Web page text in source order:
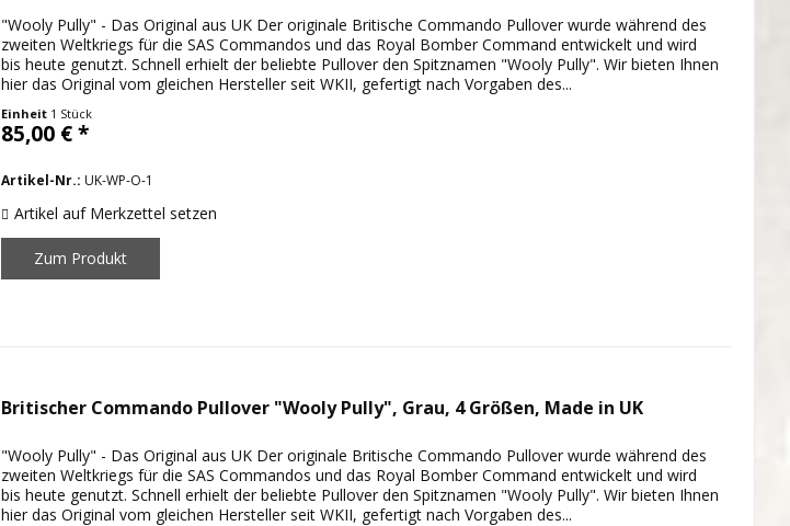
"Wooly Pully" - Das Original aus UK Der originale Britische Commando Pullover wurde während des
zweiten Weltkriegs für die SAS Commandos und das Royal Bomber Command entwickelt und wird
bis heute genutzt. Schnell erhielt der beliebte Pullover den Spitznamen "Wooly Pully". Wir bieten Ihnen
hier das Original vom gleichen Hersteller seit WKII, gefertigt nach Vorgaben des...
Einheit 1 Stück
85,00 € *
Artikel-Nr.: UK-WP-O-1
Artikel auf Merkzettel setzen
Zum Produkt
Britischer Commando Pullover "Wooly Pully", Grau, 4 Größen, Made in UK
"Wooly Pully" - Das Original aus UK Der originale Britische Commando Pullover wurde während des
zweiten Weltkriegs für die SAS Commandos und das Royal Bomber Command entwickelt und wird
bis heute genutzt. Schnell erhielt der beliebte Pullover den Spitznamen "Wooly Pully". Wir bieten Ihnen
hier das Original vom gleichen Hersteller seit WKII, gefertigt nach Vorgaben des...